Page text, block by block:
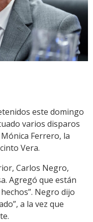
este domingo
varios disparos
Ferrero, la
Vera.
Carlos Negro,
Agregó que están
Negro dijo
a la vez que